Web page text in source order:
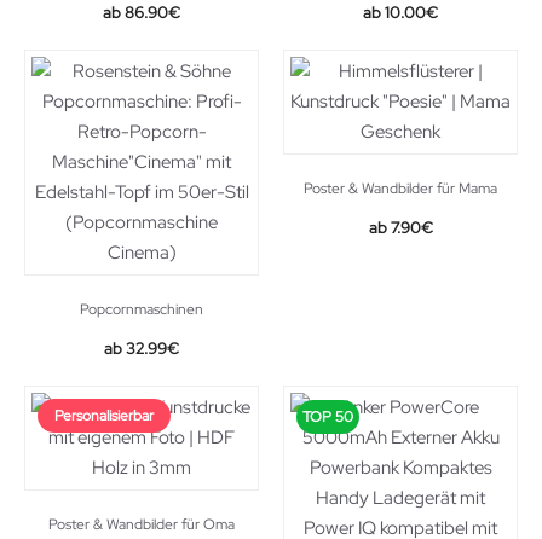
Original
86.90€Current
is:
10.00€
Popcornmaschinen
Original
was:
35.94€.
32.99€Current
Poster & Wandbilder für Mama
7.90€
Personalisierbar
Poster & Wandbilder für Oma
TOP 50